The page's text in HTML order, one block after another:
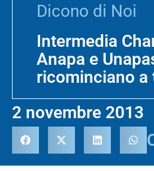
Dicono di Noi
Intermedia
Anapa e
ricominciano a
2 novembre 2013